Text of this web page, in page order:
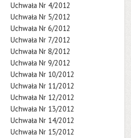
Uchwała Nr 4/2012
Uchwała Nr 5/2012
Uchwała Nr 6/2012
Uchwała Nr 7/2012
Uchwała Nr 8/2012
Uchwała Nr 9/2012
Uchwała Nr 10/2012
Uchwała Nr 11/2012
Uchwała Nr 12/2012
Uchwała Nr 13/2012
Uchwała Nr 14/2012
Uchwała Nr 15/2012